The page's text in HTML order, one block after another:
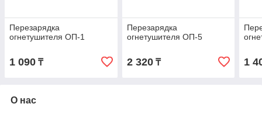
Перезарядка
огнетушителя ОП-1
1 090 ₸
Перезарядка
огнетушителя ОП-5
2 320₸ 1
О нас